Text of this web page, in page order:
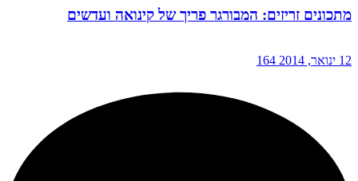
מתכונים זריזים: המבורגר פריך של קינואה ועדשים
12 ינואר, 2014 164